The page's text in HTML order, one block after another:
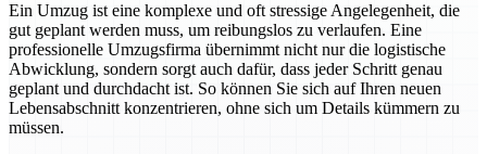
Ein Umzug ist eine komplexe und oft stressige Angelegenheit, die
gut geplant werden muss, um reibungslos zu verlaufen. Eine
professionelle Umzugsfirma übernimmt nicht nur die logistische
Abwicklung, sondern sorgt auch dafür, dass jeder Schritt genau
geplant und durchdacht ist. So können Sie sich auf Ihren neuen
Lebensabschnitt konzentrieren, ohne sich um Details kümmern zu
müssen.